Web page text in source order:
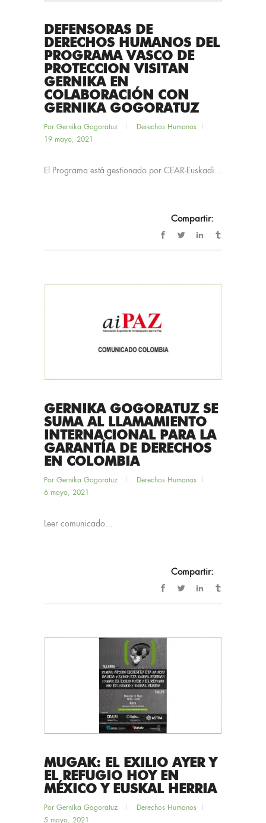
DEFENSORAS DE
DERECHOS HUMANOS DEL
PROGRAMA VASCO DE
PROTECCION VISITAN
GERNIKA EN
COLABORACIÓN CON
GERNIKA GOGORATUZ
Por Gernika Gogoratuz
Derechos Humanos
19 mayo, 2021
El Programa está gestionado por CEAR-Euskadi...
Compartir:
GERNIKA GOGORATUZ SE
SUMA AL LLAMAMIENTO
INTERNACIONAL PARA LA
GARANTÍA DE DERECHOS
EN COLOMBIA
Por Gernika Gogoratuz
Derechos Humanos
6 mayo, 2021
Leer comunicado...
Compartir:
MUGAK: EL EXILIO AYER Y
EL REFUGIO HOY EN
MÉXICO Y EUSKAL HERRIA
Por Gernika Gogoratuz
Derechos Humanos
5 mayo, 2021